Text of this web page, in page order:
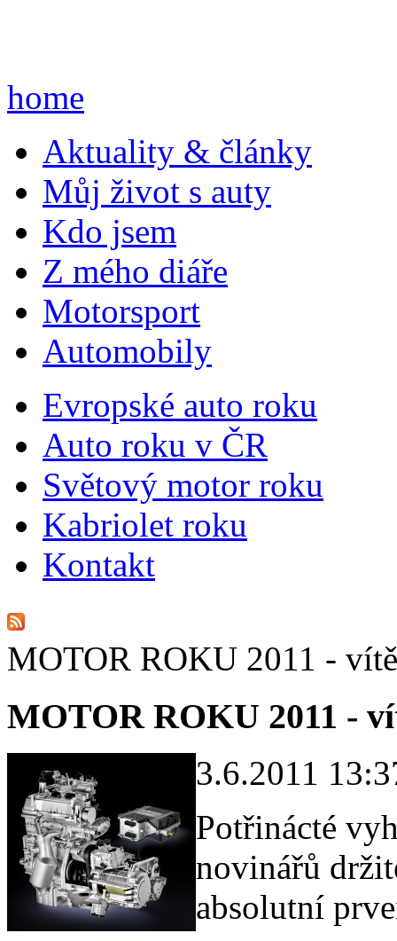
home
Aktuality & články
Můj život s auty
Kdo jsem
Z mého diáře
Motorsport
Automobily
Evropské auto roku
Auto roku v ČR
Světový motor roku
Kabriolet roku
Kontakt
MOTOR ROKU 2011 -
MOTOR ROKU 2011 -
3.6.2011
Potřinácté
novinářů
absolutní